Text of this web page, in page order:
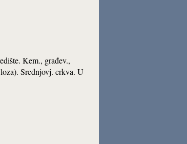
Kem., građev.,
Srednjovj. crkva. U